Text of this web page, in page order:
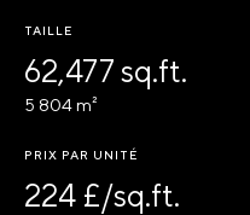
TAILLE
62,477 sq.ft.
5 804 m²
PRIX PAR UNITÉ
224 £/sq.ft.